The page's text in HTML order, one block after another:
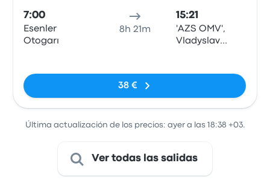
7:00
Esenler
Otogarı
8h 21m
15:21
'AZS OMV',
Vladyslav
38 €
Última actualización de los precios: ayer a las 18:38 +03.
Ver todas las salidas